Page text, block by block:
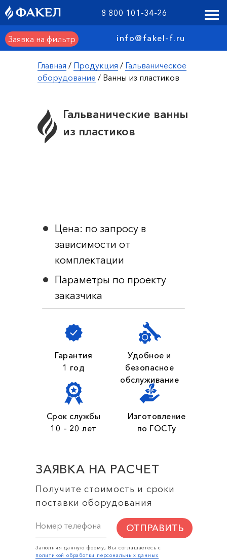
8 800 101-34-26
Заявка на фильтр info@fakel-f.ru
Главная / Продукция / Гальваническое
оборудование / Ванны из пластиков
Гальванические ванны
из пластиков
Цена: по запросу в
зависимости от
комплектации
Параметры по проекту
заказчика
Гарантия
1 год
Удобное и
безопасное
обслуживание
Срок службы
10 – 20 лет
Изготовление
по ГОСТу
ОТПРАВИТЬ
ЗАЯВКА НА РАСЧЕТ
Получите стоимость и сроки
поставки оборудования
Заполняя данную форму, Вы соглашаетесь с
политикой обработки персональных данных